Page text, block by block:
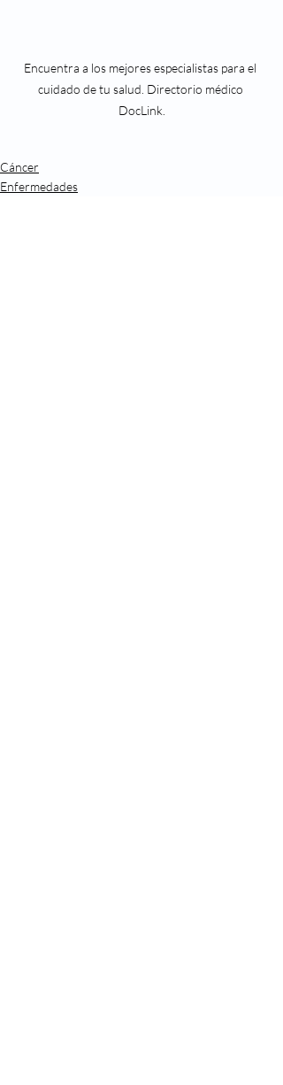
Encuentra a los mejores especialistas para el
cuidado de tu salud. Directorio médico
DocLink.
Cáncer
Enfermedades